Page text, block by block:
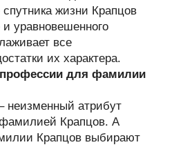
жизни Крапцов
и уравновешенного
все
их характера.
для фамилии
неизменный атрибут
фамилией Крапцов. А
Крапцов выбирают